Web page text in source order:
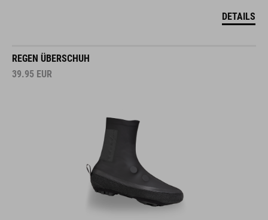
DETAILS
REGEN ÜBERSCHUH
39.95 EUR